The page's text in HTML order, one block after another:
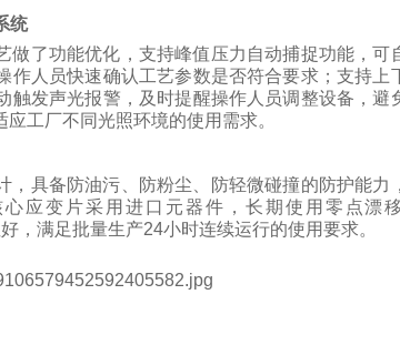
统
做了功能优化，支持峰值压力自动捕捉功能，可
作人员快速确认工艺参数是否符合要求；支持上
触发声光报警，及时提醒操作人员调整设备，避
工厂不同光照环境的使用需求。
，具备防油污、防粉尘、防轻微碰撞的防护能力
应变片采用进口元器件，长期使用零点漂
，满足批量生产24小时连续运行的使用要求。